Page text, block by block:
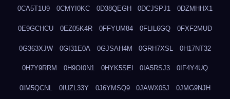
0CA5T1U9 0CMYI0KC 0D38QEGH 0DCJSPJ1 0DZMHHX1
0E9GCHCU 0EZ05K4R 0FFYUM84 0FLIL6GQ 0FXF2MUD
0G363XJW 0GI31E0A 0GJSAH4M 0GRH7XSL 0H17NT32
0H7Y9RRM 0H9OI0N1 0HYK5SEI 0IA5RSJ3 0IF4Y4UQ
0IM5QCNL 0IUZL33Y 0J6YMSQ9 0JAWX05J 0JMG9NJH